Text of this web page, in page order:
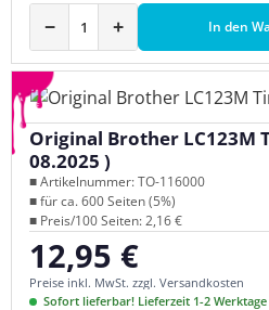
− + In den
Original Brother LC123M
08.2025 )
■ Artikelnummer: TO-116000
■ für ca. 600 Seiten (5%)
■ Preis/100 Seiten: 2,16 €
Regulärer Preis:
12,95 €
Preise inkl. MwSt. zzgl. Versandkosten
Sofort lieferbar! Lieferzeit 1-2 Werktage